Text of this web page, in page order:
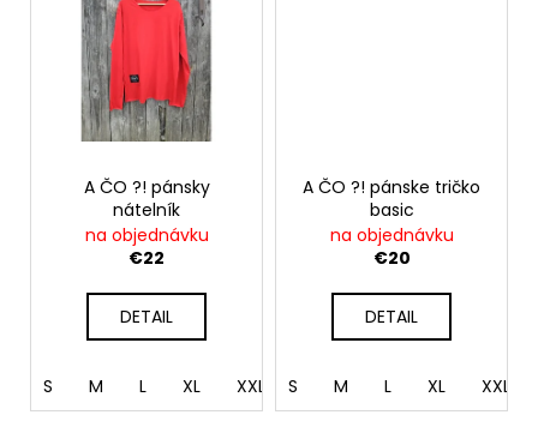
A ČO ?! pánsky
nátelník
na objednávku
€22
DETAIL
S M L XL XXL
A ČO ?! pánske tričko
basic
na objednávku
€20
DETAIL
S M L XL XXL